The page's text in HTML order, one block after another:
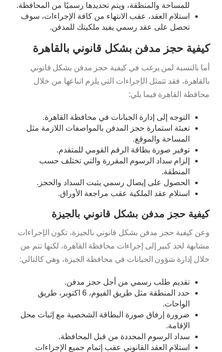
للمساحة والمنطقة، ويتم تحديدها رسميًا من المحافظة.
استلام العقد، عقب الانتهاء من كافة الإجراءات، سوف
تحصل على عقد رسمي يفيد ملكيتك للمدفن.
كيفية حجز مدفن بشكل قانوني بالقاهرة
أما بالنسبة لمن يرغب في كيفية حجز مدفن بشكل قانوني
بالقاهرة، فقد تتمثل الإجراءات التي يلزم اتباعها من خلال
محافظة القاهرة فيما يلي:
التوجه إلى إدارة الجبانات في محافظة القاهرة.
تعبئة استمارة حجز المدفن بالمواصفات اللازمة مثل
المساحة والموقع.
توفير صورة بطاقة الرقم القومي للمتقدم.
إلزام سداد الرسوم المقررة والتي تختلف حسب
المنطقة.
الحصول على إيصال رسمي يثبت السداد والحجز.
استلام عقد الملكية عقب مراجعة الأوراق.
كيفية حجز مدفن بشكل قانوني بالجيزة
وعن كيفية حجز مدفن بشكل قانوني بالجيزة، تكون الإجراءات
مشابهة لحد كبير إلى إجراءات محافظة القاهرة، لكنها تتم من
خلال إدارة شؤون الجبانات في محافظة الجيزة، وهي كالتالي:
تقديم طلب رسمي من أجل حجز مدفن.
حدد المنطقة مثل طريق الفيوم، 6 اكتوبر، طريق
الواحات.
ضرورة إرفاق صورة البطاقة الشخصية مع إثبات محل
الإقامة.
سداد الرسوم المحددة من قبل المحافظة.
استلام العقد القانوني عقب إتمام جميع الإجراءات